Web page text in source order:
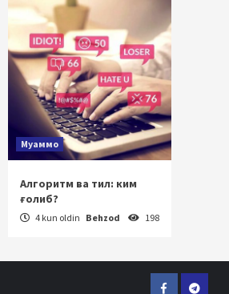
Муаммо
Алгоритм ва тил: ким
ғолиб?
4 kun oldin Behzod 198
FacebookTelegram